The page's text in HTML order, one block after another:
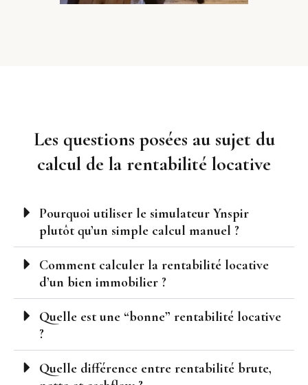
Les questions posées au sujet du
calcul de la rentabilité locative
Pourquoi utiliser le simulateur Ynspir
plutôt qu’un simple calcul manuel ?
Comment calculer la rentabilité locative
d’un bien immobilier ?
Quelle est une “bonne” rentabilité locative
?
Quelle différence entre rentabilité brute,